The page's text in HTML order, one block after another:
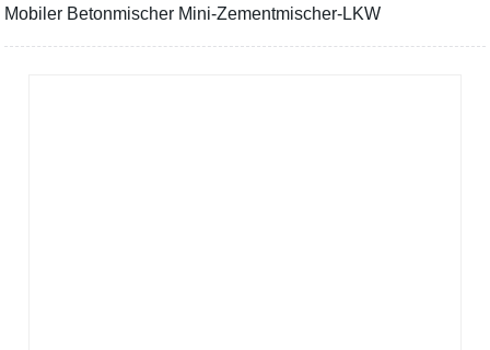
Mobiler Betonmischer Mini-Zementmischer-LKW